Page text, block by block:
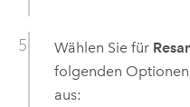
Wählen Sie für
folgenden
aus: